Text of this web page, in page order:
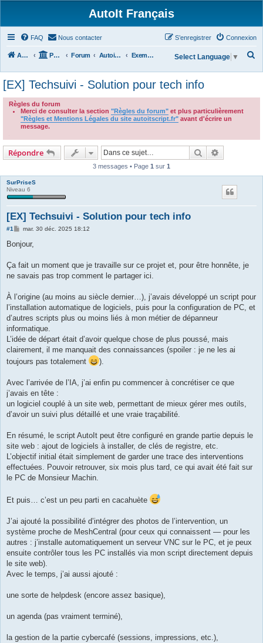
AutoIt Français
FAQ Nous contacter Connexion
S’enregistrer
Accueil Portail Forum Autoit v3 Exemples de Scripts
h
c
Select Language ▼
[EX] Techsuivi - Solution pour tech info
Règles du forum
Merci de consulter la section "Règles du forum" et plus particulièrement
"Règles et Mentions Légales du site autoitscript.fr" avant d'écrire un
message.
Répondre Rechercher
3 messages • Page 1 sur 1
SurPriseS
Niveau 6
[EX] Techsuivi - Solution pour tech info
#1
M
s
s
g
mar. 30 déc. 2025 18:12
Bonjour,
Ça fait un moment que je travaille sur ce projet et, pour être honnête, je
ne savais pas trop comment le partager ici.
À l’origine (au moins au siècle dernier…), j’avais développé un script pour
l’installation automatique de logiciels, puis pour la configuration de PC, et
d’autres scripts plus ou moins liés à mon métier de dépanneur
informatique.
L’idée de départ était d’avoir quelque chose de plus poussé, mais
clairement, il me manquait des connaissances (spoiler : je ne les ai
toujours pas totalement
).
Avec l’arrivée de l’IA, j’ai enfin pu commencer à concrétiser ce que
j’avais en tête :
un logiciel couplé à un site web, permettant de mieux gérer mes outils,
d’avoir un suivi plus détaillé et une vraie traçabilité.
En résumé, le script AutoIt peut être configuré en grande partie depuis le
site web : ajout de logiciels à installer, de clés de registre, etc.
L’objectif initial était simplement de garder une trace des interventions
effectuées. Pouvoir retrouver, six mois plus tard, ce qui avait été fait sur
le PC de Monsieur Machin.
Et puis… c’est un peu parti en cacahuète
J’ai ajouté la possibilité d’intégrer des photos de l’intervention, un
système proche de MeshCentral (pour ceux qui connaissent — pour les
autres : j’installe automatiquement un serveur VNC sur le PC, et je peux
ensuite contrôler tous les PC installés via mon script directement depuis
le site web).
Avec le temps, j’ai aussi ajouté :
une sorte de helpdesk (encore assez basique),
un agenda (pas vraiment terminé),
la gestion de la partie cybercafé (sessions, impressions, etc.),